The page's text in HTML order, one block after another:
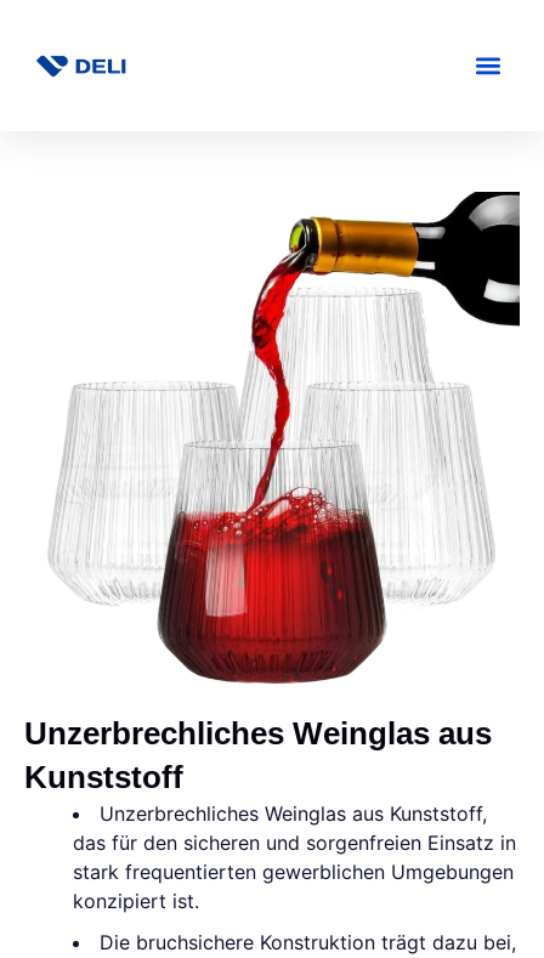
Unzerbrechliches Weinglas aus
Kunststoff
Unzerbrechliches Weinglas aus Kunststoff,
das für den sicheren und sorgenfreien Einsatz in
stark frequentierten gewerblichen Umgebungen
konzipiert ist.
Die bruchsichere Konstruktion trägt dazu bei,